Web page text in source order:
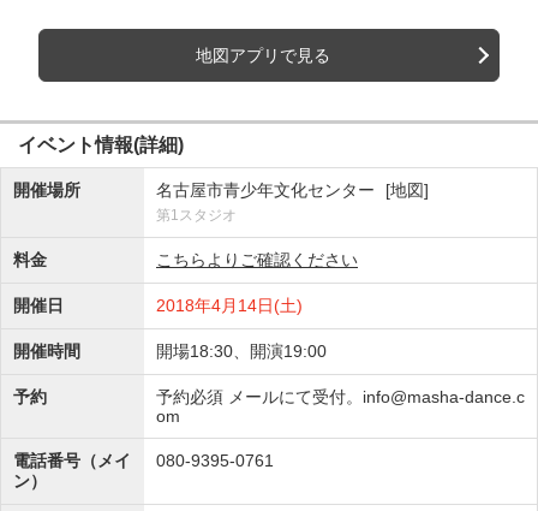
地図アプリで見る
イベント情報(詳細)
開催場所 名古屋市青少年文化センター [地図]
第1スタジオ
料金 こちらよりご確認ください
開催日 2018年4月14日(土)
開催時間 開場18:30、開演19:00
予約
予約必須 メールにて受付。info@masha-dance.c
om
電話番号（メイ
ン）
080-9395-0761